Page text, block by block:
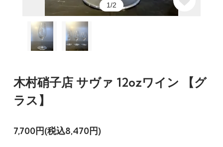
1/2
木村硝子店 サヴァ 12ozワイン 【グ
ラス】
7,700円(税込8,470円)